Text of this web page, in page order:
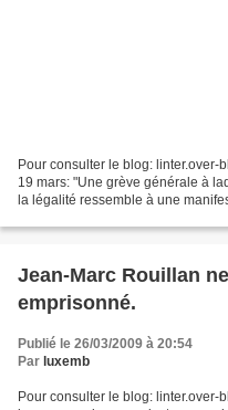
Pour consulter le blog: linter.over-
19 mars: "Une grève générale à
la légalité ressemble à une
Jean-Marc Rouillan
emprisonné.
Publié le 26/03/2009 à 20:54
Par luxemb
Pour consulter le blog: linter.over-